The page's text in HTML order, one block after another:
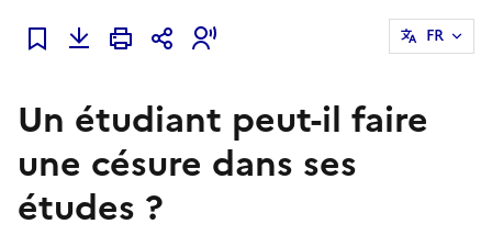
Ajouter à mes favoris
FR
Un étudiant peut-il faire
une césure dans ses
études ?